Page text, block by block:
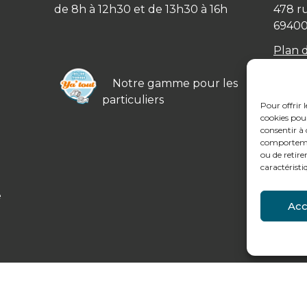
Pour offrir
cookies
consentir à
ou de
de 8h à 12h30 et de 13h30 à 16h
Notre gamme pour les
particuliers
478
69400
Plan